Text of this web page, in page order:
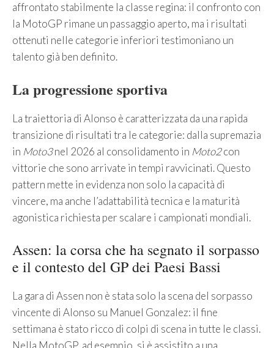
affrontato stabilmente la classe regina: il confronto con
la MotoGP rimane un passaggio aperto, ma i risultati
ottenuti nelle categorie inferiori testimoniano un
talento già ben definito.
La progressione sportiva
La traiettoria di Alonso è caratterizzata da una rapida
transizione di risultati tra le categorie: dalla supremazia
in Moto3nel 2026 al consolidamento in Moto2con
vittorie che sono arrivate in tempi ravvicinati. Questo
pattern mette in evidenza non solo la capacità di
vincere, ma anche l’adattabilità tecnica e la maturità
agonistica richiesta per scalare i campionati mondiali.
Assen: la corsa che ha segnato il sorpasso
e il contesto del GP dei Paesi Bassi
La gara di Assen non è stata solo la scena del sorpasso
vincente di Alonso su Manuel Gonzalez: il fine
settimana è stato ricco di colpi di scena in tutte le classi.
Nella MotoGP, ad esempio, si è assistito a una